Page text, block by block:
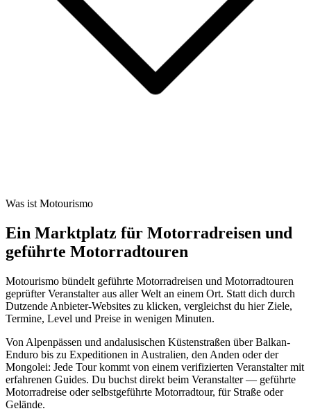
Was ist Motourismo
Ein Marktplatz für Motorradreisen und
geführte Motorradtouren
Motourismo bündelt geführte Motorradreisen und Motorradtouren
geprüfter Veranstalter aus aller Welt an einem Ort. Statt dich durch
Dutzende Anbieter-Websites zu klicken, vergleichst du hier Ziele,
Termine, Level und Preise in wenigen Minuten.
Von Alpenpässen und andalusischen Küstenstraßen über Balkan-
Enduro bis zu Expeditionen in Australien, den Anden oder der
Mongolei: Jede Tour kommt von einem verifizierten Veranstalter mit
erfahrenen Guides. Du buchst direkt beim Veranstalter — geführte
Motorradreise oder selbstgeführte Motorradtour, für Straße oder
Gelände.